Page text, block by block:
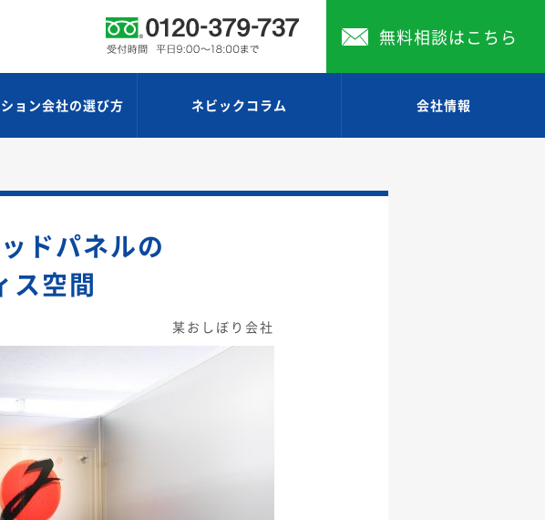
無料相談はこちら
ョン会社の選び方 ネビックコラム 会社情報
ドパネルの
ス空間
某おしぼり会社